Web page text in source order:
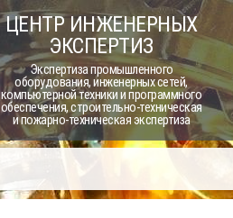
Skip
to
content
ЦЕНТР ИНЖЕНЕРНЫХ
ЭКСПЕРТИЗ
Экспертиза промышленного
оборудования, инженерных сетей,
компьютерной техники и программного
обеспечения, строительно-техническая
и пожарно-техническая экспертиза